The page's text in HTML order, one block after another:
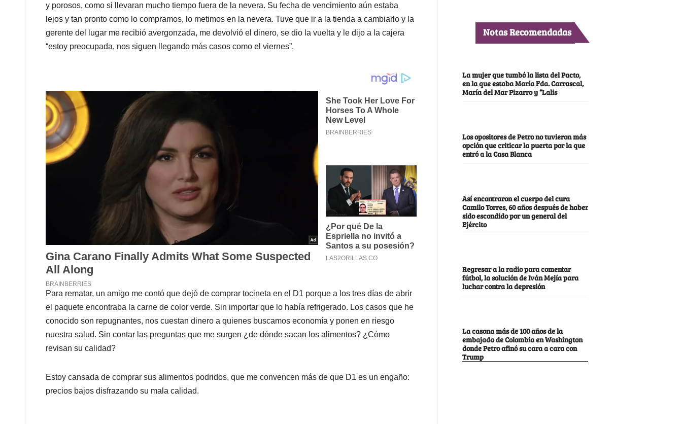
y porosos, como si llevaran mucho tiempo fuera de la nevera. Su fecha de vencimiento aún estaba
lejos y tan pronto como lo compramos, lo metimos en la nevera. Tuve que ir a la tienda a cambiarlo y la
gerente del lugar me recibió avergonzada, me devolvió el dinero, se dio la vuelta y le dijo a la cajera
“estoy preocupada, nos siguen llegando más casos como el viernes”.
Para rematar, un amigo me contó que dejó de comprar tocineta en el D1 porque a los tres días de abrir
el paquete encontraba la carne de color verde. Sin importar que lo había refrigerado. Los casos que he
conocido son repugnantes, nos cuestan dinero a quienes buscamos economía y ponen en riesgo
nuestra salud. Sin contar las preguntas que me surgen ¿de dónde sacan los alimentos? ¿Cómo
revisan su calidad?
Estoy cansada de comprar sus alimentos podridos, que me convencen más de que D1 es un engaño:
precios bajos disfrazando su mala calidad.
Notas Recomendadas
La mujer que tumbó la lista del Pacto,
en la que estaba María Fda. Carrascal,
María del Mar Pizarro y “Lalis
Los opositores de Petro no tuvieron más
opción que criticar la puerta por la que
entró a la Casa Blanca
Así encontraron el cuerpo del cura
Camilo Torres, 60 años después de haber
sido escondido por un general del
Ejército
Regresar a la radio para comentar
fútbol, la solución de Iván Mejía para
luchar contra la depresión
La casona más de 100 años de la
embajada de Colombia en Washington
donde Petro afinó su cara a cara con
Trump